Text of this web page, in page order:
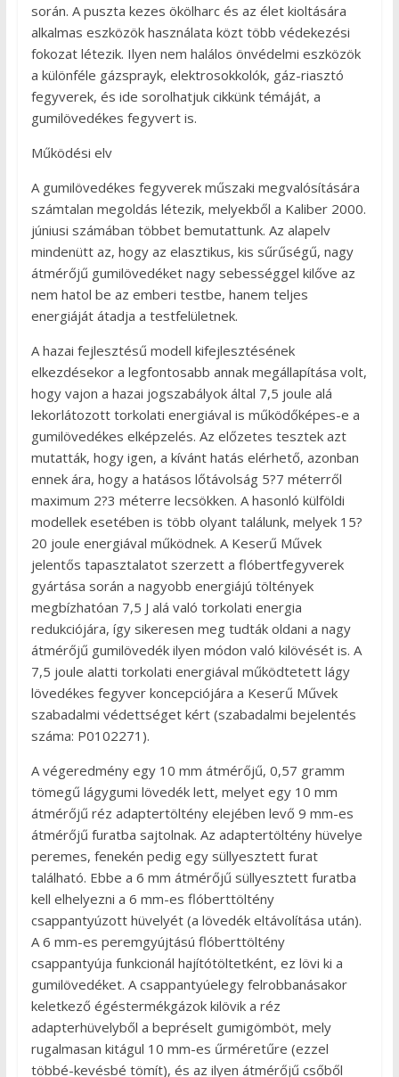
során. A puszta kezes ökölharc és az élet kioltására
alkalmas eszközök használata közt több védekezési
fokozat létezik. Ilyen nem halálos önvédelmi eszközök
a különféle gázsprayk, elektrosokkolók, gáz-riasztó
fegyverek, és ide sorolhatjuk cikkünk témáját, a
gumilövedékes fegyvert is.
Működési elv
A gumilövedékes fegyverek műszaki megvalósítására
számtalan megoldás létezik, melyekből a Kaliber 2000.
júniusi számában többet bemutattunk. Az alapelv
mindenütt az, hogy az elasztikus, kis sűrűségű, nagy
átmérőjű gumilövedéket nagy sebességgel kilőve az
nem hatol be az emberi testbe, hanem teljes
energiáját átadja a testfelületnek.
A hazai fejlesztésű modell kifejlesztésének
elkezdésekor a legfontosabb annak megállapítása volt,
hogy vajon a hazai jogszabályok által 7,5 joule alá
lekorlátozott torkolati energiával is működőképes-e a
gumilövedékes elképzelés. Az előzetes tesztek azt
mutatták, hogy igen, a kívánt hatás elérhető, azonban
ennek ára, hogy a hatásos lőtávolság 5?7 méterről
maximum 2?3 méterre lecsökken. A hasonló külföldi
modellek esetében is több olyant találunk, melyek 15?
20 joule energiával működnek. A Keserű Művek
jelentős tapasztalatot szerzett a flóbertfegyverek
gyártása során a nagyobb energiájú töltények
megbízhatóan 7,5 J alá való torkolati energia
redukciójára, így sikeresen meg tudták oldani a nagy
átmérőjű gumilövedék ilyen módon való kilövését is. A
7,5 joule alatti torkolati energiával működtetett lágy
lövedékes fegyver koncepciójára a Keserű Művek
szabadalmi védettséget kért (szabadalmi bejelentés
száma: P0102271).
A végeredmény egy 10 mm átmérőjű, 0,57 gramm
tömegű lágygumi lövedék lett, melyet egy 10 mm
átmérőjű réz adaptertöltény elejében levő 9 mm-es
átmérőjű furatba sajtolnak. Az adaptertöltény hüvelye
peremes, fenekén pedig egy süllyesztett furat
található. Ebbe a 6 mm átmérőjű süllyesztett furatba
kell elhelyezni a 6 mm-es flóberttöltény
csappantyúzott hüvelyét (a lövedék eltávolítása után).
A 6 mm-es peremgyújtású flóberttöltény
csappantyúja funkcionál hajítótöltetként, ez lövi ki a
gumilövedéket. A csappantyúelegy felrobbanásakor
keletkező égéstermékgázok kilövik a réz
adapterhüvelyből a bepréselt gumigömböt, mely
rugalmasan kitágul 10 mm-es űrméretűre (ezzel
többé-kevésbé tömít), és az ilyen átmérőjű csőből